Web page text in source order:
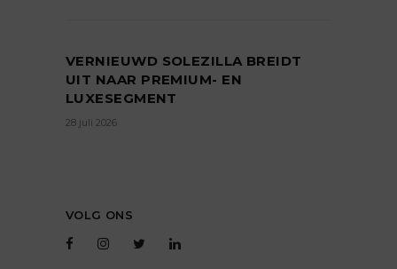
VERNIEUWD SOLEZILLA BREIDT
UIT NAAR PREMIUM- EN
LUXESEGMENT
28 juli 2026
VOLG ONS